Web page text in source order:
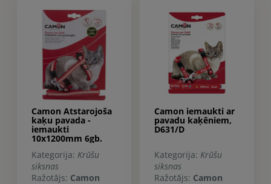
Camon Atstarojoša
kaķu pavada -
iemaukti
10x1200mm 6gb.
Kategorija: Krūšu
siksnas
Ražotājs: Camon
Camon iemaukti ar
pavadu kaķēniem,
D631/D
Kategorija: Krūšu
siksnas
Ražotājs: Camon